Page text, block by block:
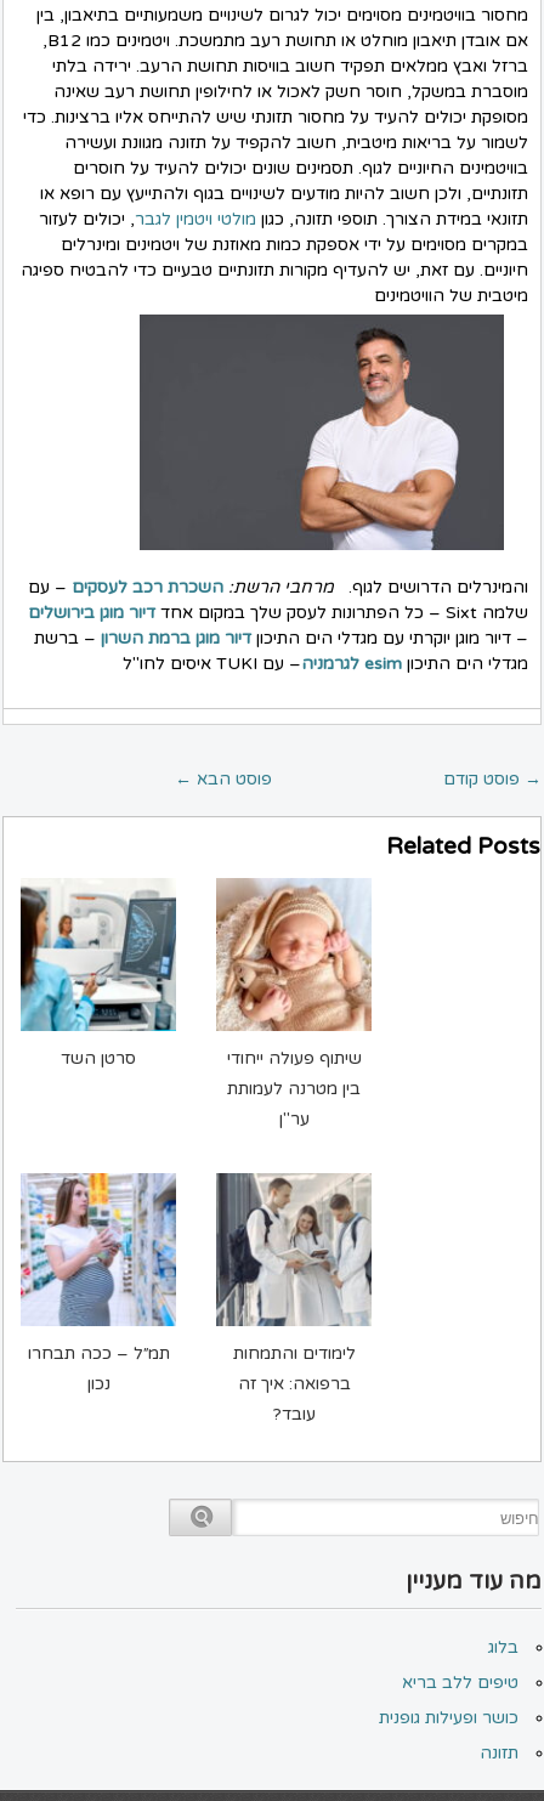
מחסור בוויטמינים מסוימים יכול לגרום לשינויים משמעותיים בתיאבון, בין
אם אובדן תיאבון מוחלט או תחושת רעב מתמשכת. ויטמינים כמו B12,
ברזל ואבץ ממלאים תפקיד חשוב בוויסות תחושת הרעב. ירידה בלתי
מוסברת במשקל, חוסר חשק לאכול או לחילופין תחושת רעב שאינה
מסופקת יכולים להעיד על מחסור תזונתי שיש להתייחס אליו ברצינות. כדי
לשמור על בריאות מיטבית, חשוב להקפיד על תזונה מגוונת ועשירה
בוויטמינים החיוניים לגוף. תסמינים שונים יכולים להעיד על חוסרים
תזונתיים, ולכן חשוב להיות מודעים לשינויים בגוף ולהתייעץ עם רופא או
תזונאי במידת הצורך. תוספי תזונה, כגון מולטי ויטמין לגבר, יכולים לעזור
במקרים מסוימים על ידי אספקת כמות מאוזנת של ויטמינים ומינרלים
חיוניים. עם זאת, יש להעדיף מקורות תזונתיים טבעיים כדי להבטיח ספיגה
מיטבית של הוויטמינים
והמינרלים הדרושים לגוף.מרחבי הרשת: השכרת רכב לעסקים – עם
שלמה Sixt – כל הפתרונות לעסק שלך במקום אחד
דיור מוגן בירושלים
– דיור מוגן יוקרתי עם מגדלי הים התיכוןדיור מוגן ברמת השרון – ברשת
מגדלי הים התיכוןesim לגרמניה – עם TUKI איסים לחו"ל
פוסט הבא ← → פוסט קודם
Related Posts
סרטן השד
שיתוף פעולה ייחודי
בין מטרנה לעמותת
ער"ן
תמ״ל – ככה תבחרו
נכון
לימודים והתמחות
ברפואה: איך זה
עובד?
מה עוד מעניין
בלוג
טיפים ללב בריא
כושר ופעילות גופנית
תזונה